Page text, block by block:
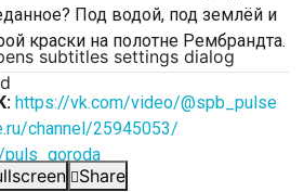
subtitles settings dialog
Share
Под водой, под землёй и
краски на полотне Рембрандта.
https://vk.com/video/@spb_pulse
channel/25945053/
spb_puls